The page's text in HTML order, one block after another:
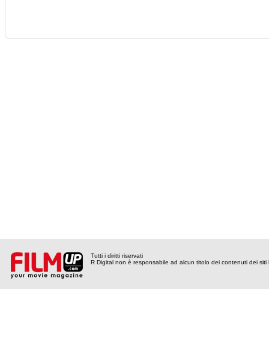
Tutti i diritti riservati
R Digital non è responsabile ad alcun titolo dei contenuti dei siti